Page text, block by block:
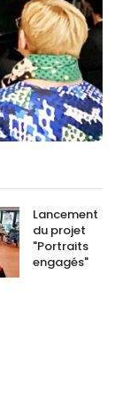
Lancement
du projet
"Portraits
engagés"